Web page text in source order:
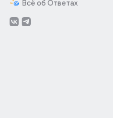
Всё об Ответах